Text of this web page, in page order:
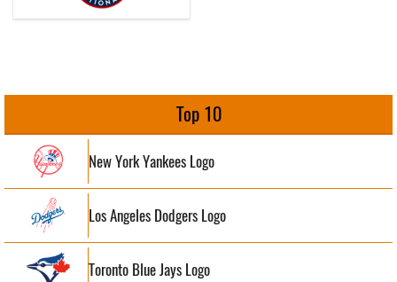
Top 10
New York Yankees Logo
Los Angeles Dodgers Logo
Toronto Blue Jays Logo